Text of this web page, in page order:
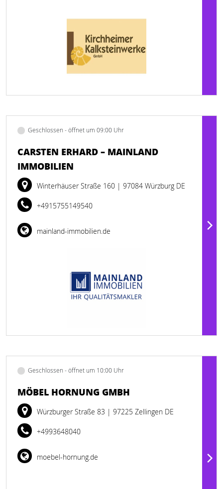
Geschlossen - öffnet um 09:00 Uhr
CARSTEN ERHARD – MAINLAND
IMMOBILIEN
Winterhäuser Straße 160 | 97084 Würzburg DE
+4915755149540
mainland-immobilien.de
Geschlossen - öffnet um 10:00 Uhr
MÖBEL HORNUNG GMBH
Würzburger Straße 83 | 97225 Zellingen DE
+4993648040
moebel-hornung.de